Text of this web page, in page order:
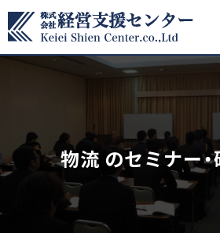
物流 のセミナー